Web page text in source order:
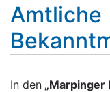
Amtliche
In den „Marpinger